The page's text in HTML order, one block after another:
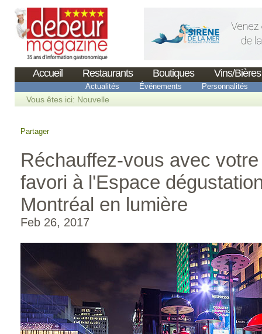
Accueil Restaurants Boutiques Vins/Bières
Actualités Événements Personnalités
Vous êtes ici: Nouvelle
Partager
Réchauffez-vous avec
favori à l'Espace
Montréal en lumière
Feb 26, 2017